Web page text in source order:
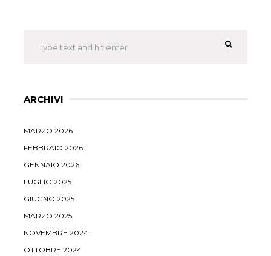
ARCHIVI
MARZO 2026
FEBBRAIO 2026
GENNAIO 2026
LUGLIO 2025
GIUGNO 2025
MARZO 2025
NOVEMBRE 2024
OTTOBRE 2024